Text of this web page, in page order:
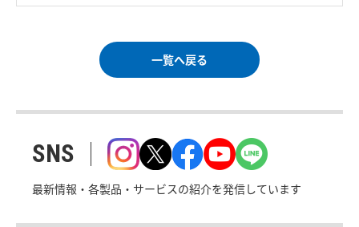
一覧へ戻る
SNS
最新情報・各製品・サービスの紹介を発信しています